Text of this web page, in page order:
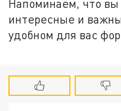
Напоминаем, что
интересные и
удобном для вас